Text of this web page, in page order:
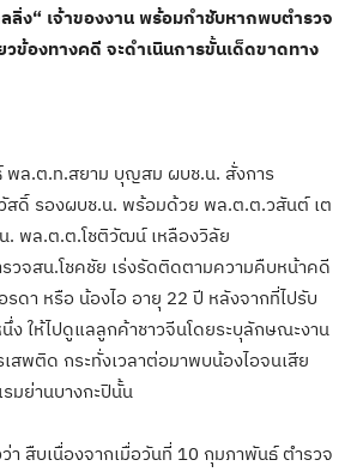
ลิ่ง“ เจ้าของงาน พร้อมกำชับหากพบตำรวจ
ข้องทางคดี จะดำเนินการขั้นเด็ดขาดทาง
พล.ต.ท.สยาม บุญสม ผบช.น. สั่งการ
ดิ์ รองผบช.น. พร้อมด้วย พล.ต.ต.วสันต์ เต
. พล.ต.ต.โชติวัฒน์ เหลืองวิลัย
วจสน.โชคชัย เร่งรัดติดตามความคืบหน้าคดี
รดา หรือ น้องไอ อายุ 22 ปี หลังจากที่ไปรับ
ง ให้ไปดูแลลูกค้าชาวจีนโดยระบุลักษณะงาน
สพติด กระทั่งเวลาต่อมาพบน้องไอจนเสีย
มย่านบางกะปินั้น
สืบเนื่องจากเมื่อวันที่ 10 กุมภาพันธ์ ตำรวจ